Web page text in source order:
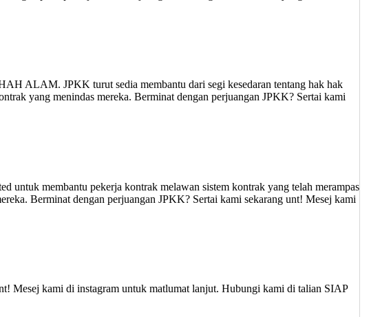
ALAM. JPKK turut sedia membantu dari segi kesedaran tentang hak hak
yang menindas mereka. Berminat dengan perjuangan JPKK? Sertai kami
membantu pekerja kontrak melawan sistem kontrak yang telah merampas
Berminat dengan perjuangan JPKK? Sertai kami sekarang unt! Mesej kami
Mesej kami di instagram untuk matlumat lanjut. Hubungi kami di talian SIAP